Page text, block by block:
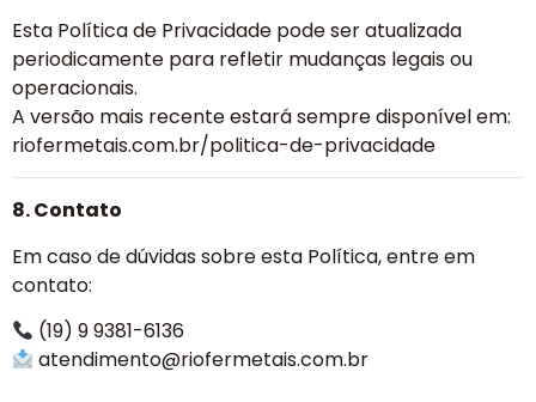
Esta Política de Privacidade pode ser atualizada
periodicamente para refletir mudanças legais ou
operacionais.
A versão mais recente estará sempre disponível em:
riofermetais.com.br/politica-de-privacidade
8. Contato
Em caso de dúvidas sobre esta Política, entre em
contato:
(19) 9 9381-6136
atendimento@riofermetais.com.br